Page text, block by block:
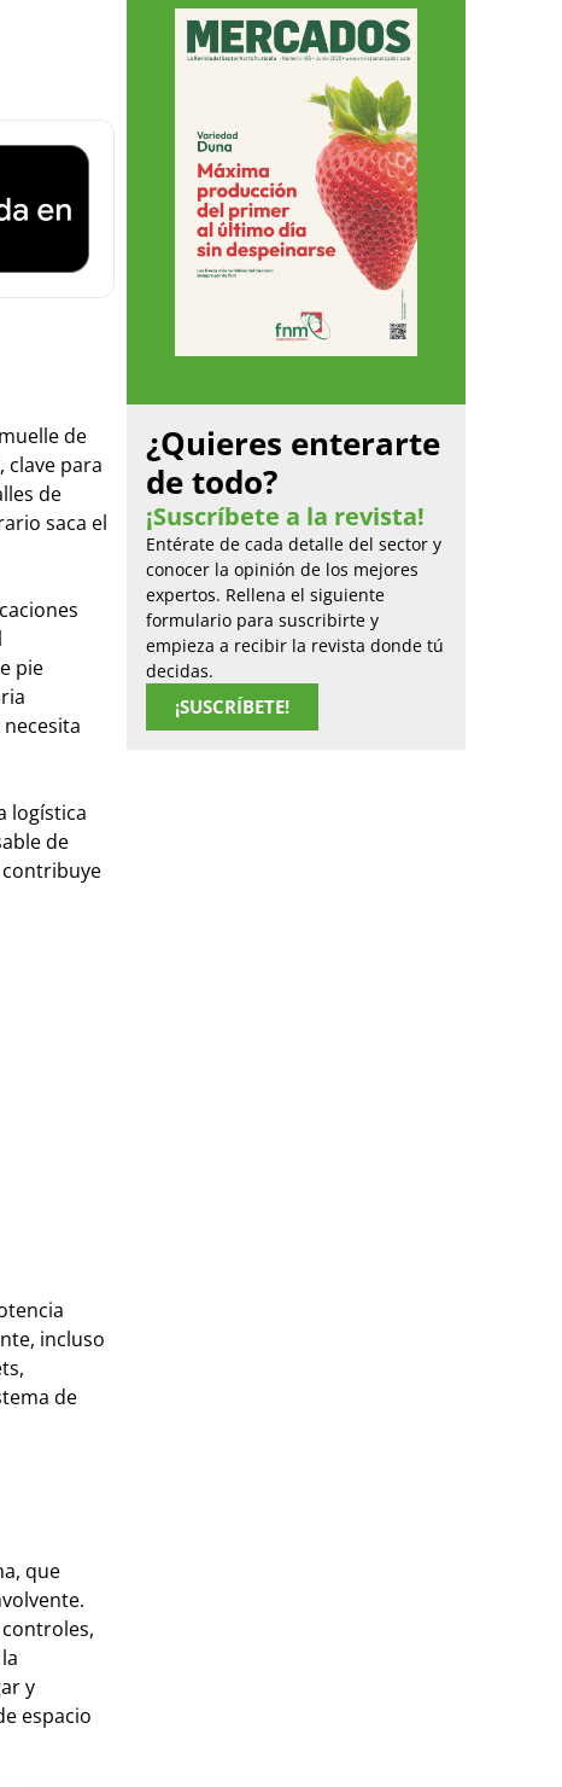
de
clave para
de
saca el
pie
logística
de
contribuye
incluso
de
que
y
espacio
¿Quieres enterarte
de todo?
¡Suscríbete a la revista!
Entérate de cada detalle del sector y
conocer la opinión de los mejores
expertos. Rellena el siguiente
formulario para suscribirte y
empieza a recibir la revista donde tú
decidas.
¡SUSCRÍBETE!